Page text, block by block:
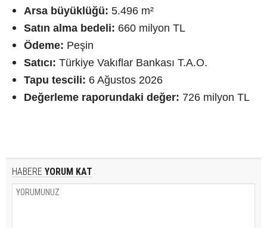
Arsa büyüklüğü: 5.496 m²
Satın alma bedeli: 660 milyon TL
Ödeme: Peşin
Satıcı: Türkiye Vakıflar Bankası T.A.O.
Tapu tescili: 6 Ağustos 2026
Değerleme raporundaki değer: 726 milyon TL
HABERE YORUM KAT